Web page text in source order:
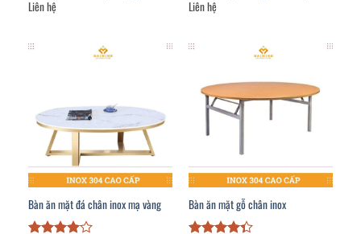
Liên hệ
Liên hệ
Bàn ăn mặt đá chân inox mạ vàng Bàn ăn mặt gỗ chân inox